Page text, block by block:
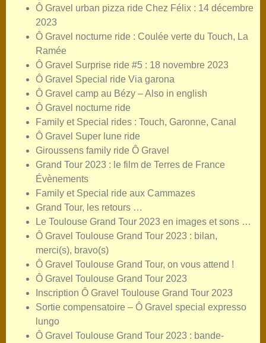
Ô Gravel urban pizza ride Chez Félix : 14 décembre
2023
Ô Gravel nocturne ride : Coulée verte du Touch, La
Ramée
Ô Gravel Surprise ride #5 : 18 novembre 2023
Ô Gravel Special ride Via garona
Ô Gravel camp au Bézy – Also in english
Ô Gravel nocturne ride
Family et Special rides : Touch, Garonne, Canal
Ô Gravel Super lune ride
Giroussens family ride Ô Gravel
Grand Tour 2023 : le film de Terres de France
Évènements
Family et Special ride aux Cammazes
Grand Tour, les retours …
Le Toulouse Grand Tour 2023 en images et sons …
Ô Gravel Toulouse Grand Tour 2023 : bilan,
merci(s), bravo(s)
Ô Gravel Toulouse Grand Tour, on vous attend !
Ô Gravel Toulouse Grand Tour 2023
Inscription Ô Gravel Toulouse Grand Tour 2023
Sortie compensatoire – Ô Gravel special expresso
lungo
Ô Gravel Toulouse Grand Tour 2023 : bande-